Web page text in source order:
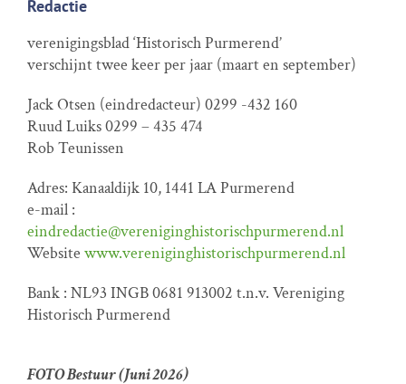
Redactie
verenigingsblad ‘Historisch Purmerend’
verschijnt twee keer per jaar (maart en september)
Jack Otsen (eindredacteur) 0299 -432 160
Ruud Luiks 0299 – 435 474
Rob Teunissen
Adres: Kanaaldijk 10, 1441 LA Purmerend
e-mail :
eindredactie@vereniginghistorischpurmerend.nl
Website www.vereniginghistorischpurmerend.nl
Bank : NL93 INGB 0681 913002 t.n.v. Vereniging
Historisch Purmerend
FOTO Bestuur (Juni 2026)